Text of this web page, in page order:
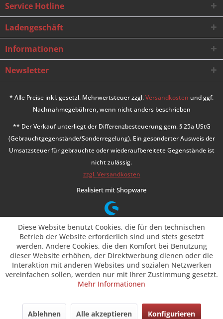
Service Hotline
Ladengeschäft
Informationen
Newsletter
* Alle Preise inkl. gesetzl. Mehrwertsteuer zzgl.Versandkosten und ggf.
Nachnahmegebühren, wenn nicht anders beschrieben
** Der Verkauf unterliegt der Differenzbesteuerung gem. § 25a UStG
(Gebrauchtgegenstände/Sonderregelung). Ein gesonderter Ausweis der
Umsatzsteuer für gebrauchte oder wiederaufbereitete Gegenstände ist
nicht zulässig.
zzgl. Versandkosten
Realisiert mit Shopware
Diese Website benutzt Cookies, die für den technischen
Betrieb der Website erforderlich sind und stets gesetzt
werden. Andere Cookies, die den Komfort bei Benutzung
dieser Website erhöhen, der Direktwerbung dienen oder die
Interaktion mit anderen Websites und sozialen Netzwerken
vereinfachen sollen, werden nur mit Ihrer Zustimmung gesetzt.
Mehr Informationen
Ablehnen Alle akzeptieren Konfigurieren